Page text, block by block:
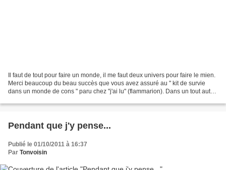
Il faut de tout pour faire un monde, il me faut deux univers pour faire le mien.
Merci beaucoup du beau succès que vous avez assuré au " kit de survie
dans un monde de cons " paru chez "j'ai lu" (flammarion). Dans un tout autre
Pendant que j'y pense...
Publié le 01/10/2011 à 16:37
Par Tonvoisin